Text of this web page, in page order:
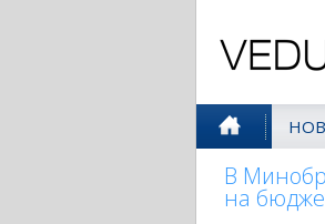
В
на